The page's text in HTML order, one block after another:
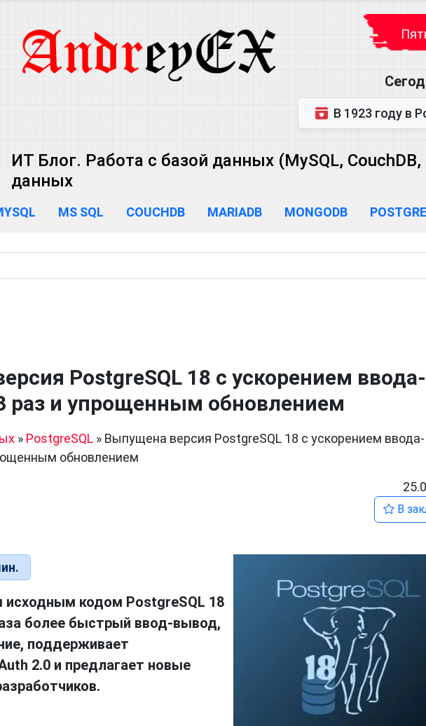
В 1923 году в Ростове-на-Дону
ИТ Блог. Работа с базой данных (MySQL,
данных
MS SQL COUCHDB MARIADB MONGODB
PostgreSQL 18 с ускорением ввода-
раз и упрощенным обновлением
» PostgreSQL » Выпущена версия PostgreSQL 18 с ускорением ввода-
обновлением
В
кодом PostgreSQL 18
более быстрый ввод-вывод,
поддерживает
2.0 и предлагает новые